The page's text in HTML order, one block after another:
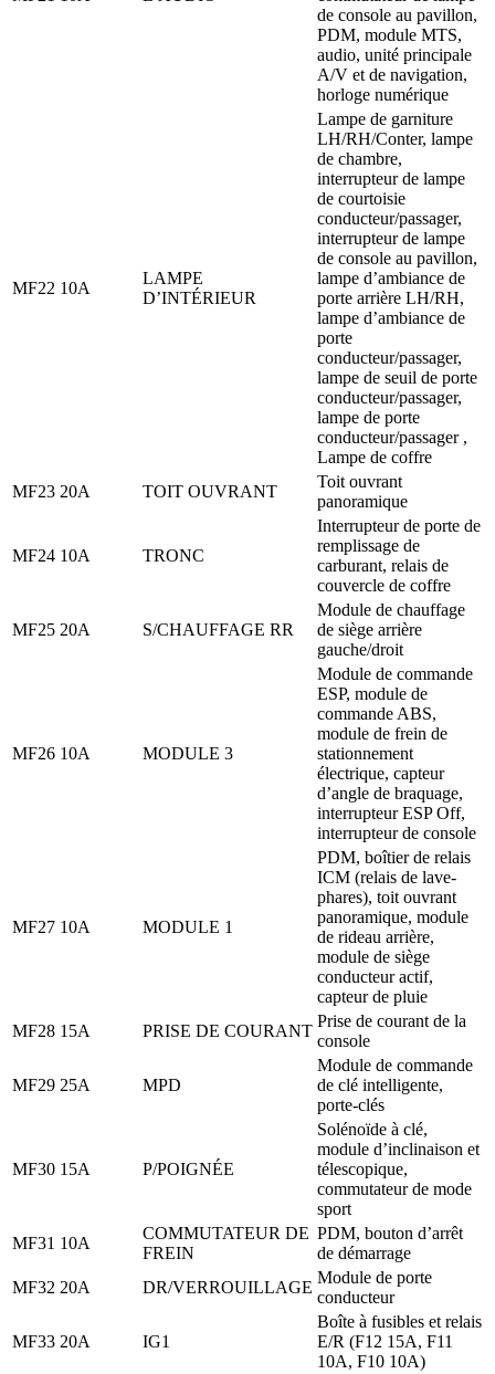
de console au pavillon,
PDM, module MTS,
audio, unité principale
A/V et de navigation,
horloge numérique
MF22 10A
LAMPE
D’INTÉRIEUR
Lampe de garniture
LH/RH/Conter, lampe
de chambre,
interrupteur de lampe
de courtoisie
conducteur/passager,
interrupteur de lampe
de console au pavillon,
lampe d’ambiance de
porte arrière LH/RH,
lampe d’ambiance de
porte
conducteur/passager,
lampe de seuil de porte
conducteur/passager,
lampe de porte
conducteur/passager ,
Lampe de coffre
MF23 20A TOIT OUVRANT
Toit ouvrant
panoramique
MF24 10A TRONC
Interrupteur de porte de
remplissage de
carburant, relais de
couvercle de coffre
MF25 20A S/CHAUFFAGE RR
Module de chauffage
de siège arrière
gauche/droit
MF26 10A MODULE 3
Module de commande
ESP, module de
commande ABS,
module de frein de
stationnement
électrique, capteur
d’angle de braquage,
interrupteur ESP Off,
interrupteur de console
MF27 10A MODULE 1
PDM, boîtier de relais
ICM (relais de lave-
phares), toit ouvrant
panoramique, module
de rideau arrière,
module de siège
conducteur actif,
capteur de pluie
MF28 15A PRISE DE COURANT
Prise de courant de la
console
MF29 25A MPD
Module de commande
de clé intelligente,
porte-clés
MF30 15A P/POIGNÉE
Solénoïde à clé,
module d’inclinaison et
télescopique,
commutateur de mode
sport
MF31 10A
COMMUTATEUR DE
FREIN
PDM, bouton d’arrêt
de démarrage
MF32 20A DR/VERROUILLAGE
Module de porte
conducteur
MF33 20A IG1
Boîte à fusibles et relais
E/R (F12 15A, F11
10A, F10 10A)